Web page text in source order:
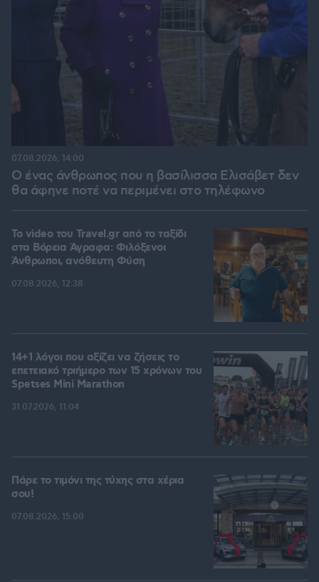
Ο ένας άνθρωπος που η βασίλισσα Ελισάβετ δεν
θα άφηνε ποτέ να περιμένει στο τηλέφωνο
07.08.2026, 14:00
To video του Travel.gr από το ταξίδι
στα Βόρεια Άγραφα: Φιλόξενοι
Άνθρωποι, ανόθευτη Φύση
07.08.2026, 12:38
14+1 λόγοι που αξίζει να ζήσεις το
επετειακό τριήμερο των 15 χρόνων του
Spetses Mini Marathon
31.07.2026, 11:04
Πάρε το τιμόνι της τύχης στα χέρια
σου!
07.08.2026, 15:00